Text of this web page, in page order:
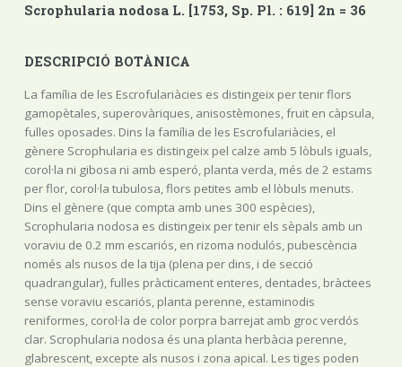
Scrophularia nodosa L. [1753, Sp. Pl. : 619] 2n = 36
DESCRIPCIÓ BOTÀNICA
La família de les Escrofulariàcies es distingeix per tenir flors
gamopètales, superovàriques, anisostèmones, fruit en càpsula,
fulles oposades. Dins la família de les Escrofulariàcies, el
gènere Scrophularia es distingeix pel calze amb 5 lòbuls iguals,
corol·la ni gibosa ni amb esperó, planta verda, més de 2 estams
per flor, corol·la tubulosa, flors petites amb el lòbuls menuts.
Dins el gènere (que compta amb unes 300 espècies),
Scrophularia nodosa es distingeix per tenir els sèpals amb un
voraviu de 0.2 mm escariós, en rizoma nodulós, pubescència
només als nusos de la tija (plena per dins, i de secció
quadrangular), fulles pràcticament enteres, dentades, bràctees
sense voraviu escariós, planta perenne, estaminodis
reniformes, corol·la de color porpra barrejat amb groc verdós
clar. Scrophularia nodosa és una planta herbàcia perenne,
glabrescent, excepte als nusos i zona apical. Les tiges poden